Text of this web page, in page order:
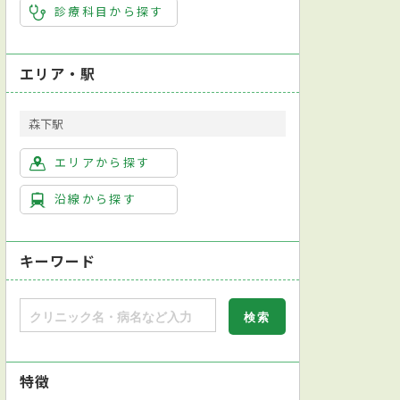
診療科目から探す
エリア・駅
森下駅
エリアから探す
沿線から探す
キーワード
特徴